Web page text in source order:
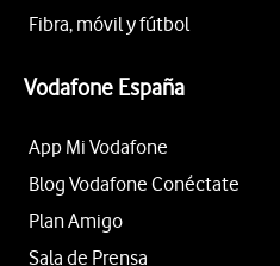
Fibra, móvil y fútbol
Vodafone España
App Mi Vodafone
Blog Vodafone Conéctate
Plan Amigo
Sala de Prensa